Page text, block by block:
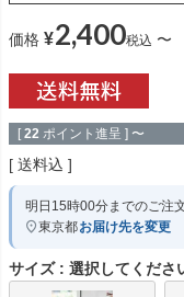
価格 ¥2,400税込 〜
[ 22 ポイント進呈 ] 〜
送料込
明日 15時00分までのご注
東京都お届け先を変更
サイズ 選択してくださ